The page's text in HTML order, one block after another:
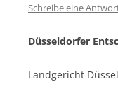
Schreibe eine
Düsseldorfer
Landgericht